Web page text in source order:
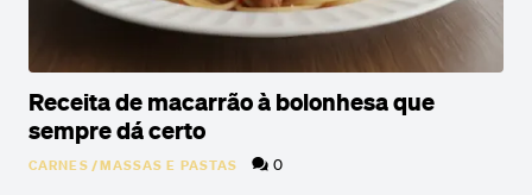
Receita de macarrão à bolonhesa que
sempre dá certo
CARNES/MASSAS E PASTAS 0